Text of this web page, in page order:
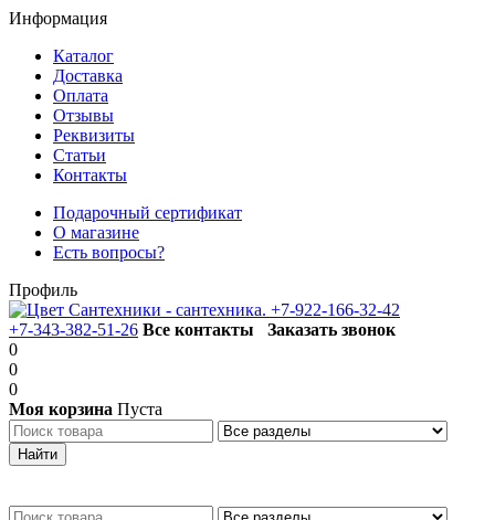
Информация
Каталог
Доставка
Оплата
Отзывы
Реквизиты
Статьи
Контакты
Подарочный сертификат
О магазине
Есть вопросы?
Профиль
+7-922-166-32-42
+7-343-382-51-26 Все контакты
Заказать звонок
0
0
0
Моя корзина Пуста